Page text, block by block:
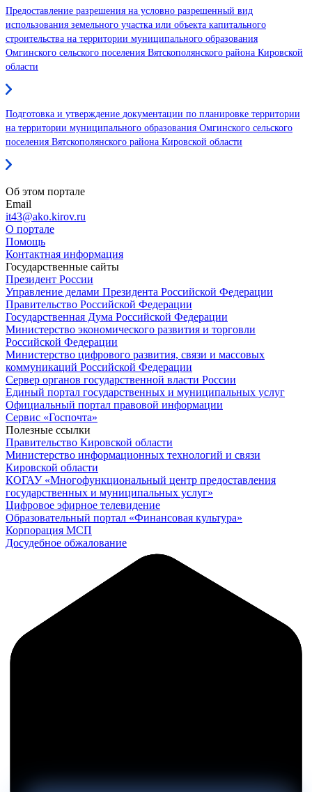
Предоставление разрешения на условно разрешенный вид
использования земельного участка или объекта капитального
строительства на территории муниципального образования
Омгинского сельского поселения Вятскополянского района Кировской
области
Подготовка и утверждение документации по планировке территории
на территории муниципального образования Омгинского сельского
поселения Вятскополянского района Кировской области
Об этом портале
Email
it43@ako.kirov.ru
О портале
Помощь
Контактная информация
Государственные сайты
Президент России
Управление делами Президента Российской Федерации
Правительство Российской Федерации
Государственная Дума Российской Федерации
Министерство экономического развития и торговли
Российской Федерации
Министерство цифрового развития, связи и массовых
коммуникаций Российской Федерации
Сервер органов государственной власти России
Единый портал государственных и муниципальных услуг
Официальный портал правовой информации
Cервис «Госпочта»
Полезные ссылки
Правительство Кировской области
Министерство информационных технологий и связи
Кировской области
КОГАУ «Многофункциональный центр предоставления
государственных и муниципальных услуг»
Цифровое эфирное телевидение
Образовательный портал «Финансовая культура»
Корпорация МСП
Досудебное обжалование